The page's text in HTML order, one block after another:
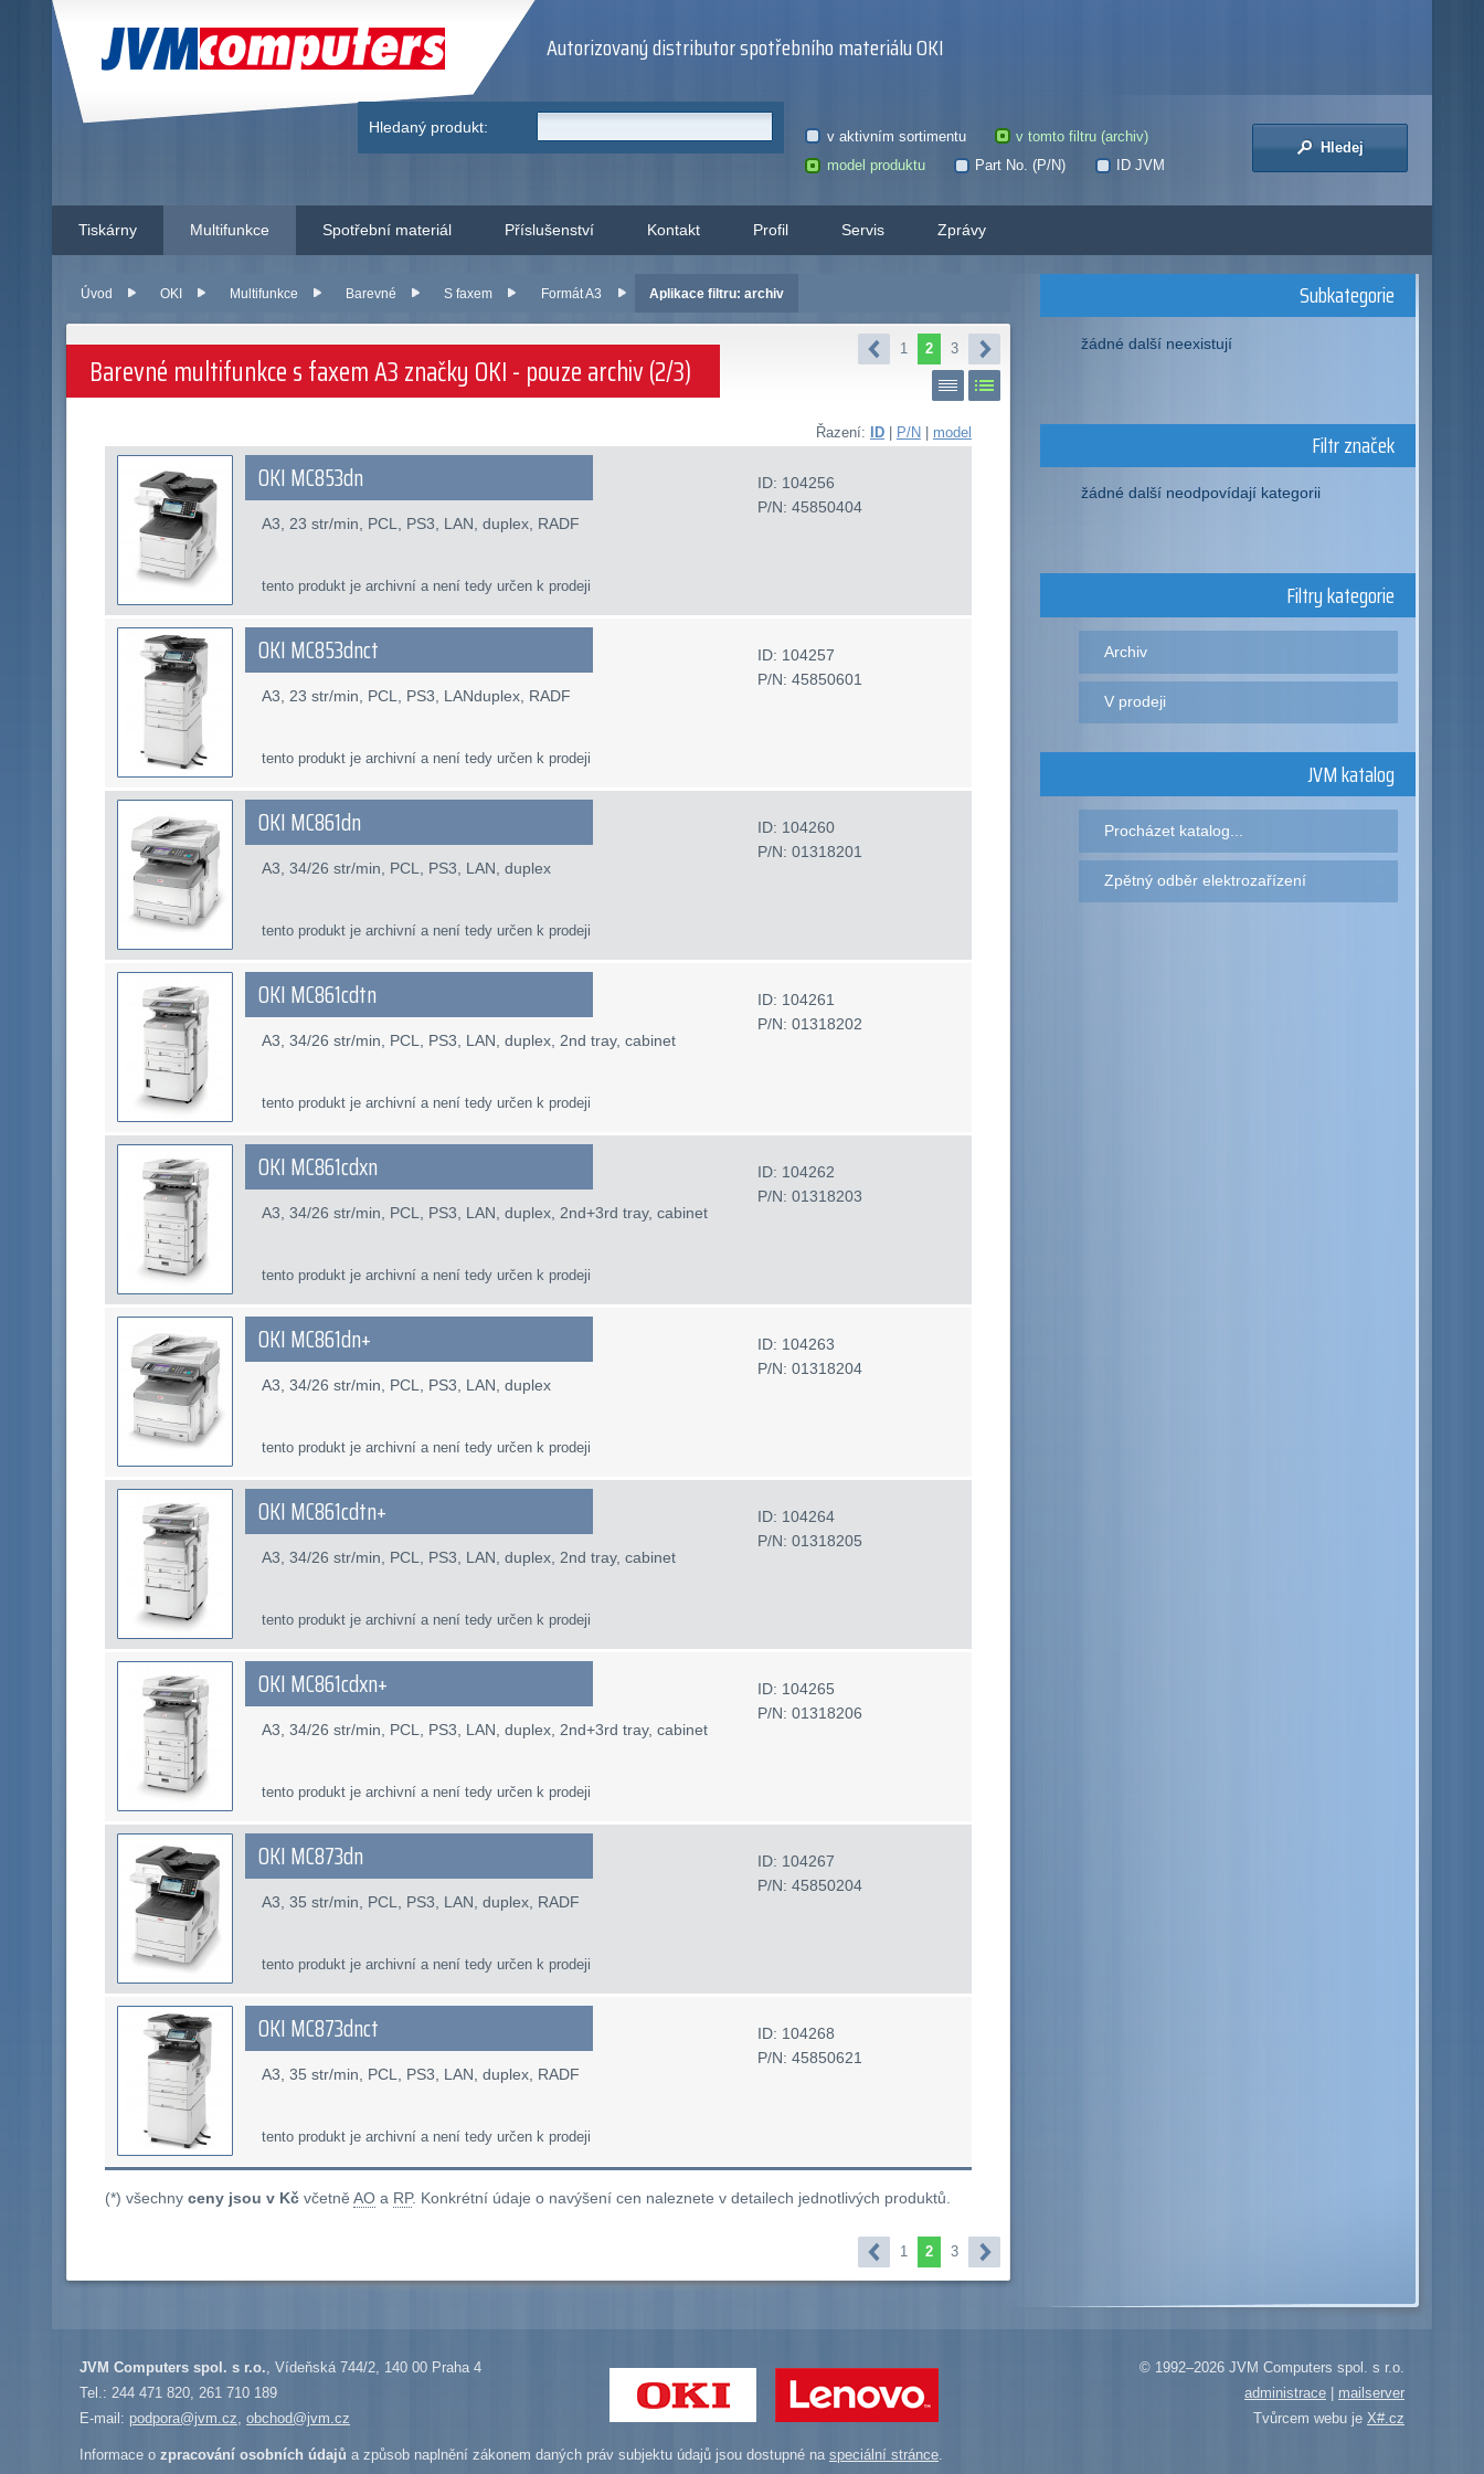
JVM Computers Autorizovaný distributor spotřebního materiálu OKI
Hledaný produkt:
v aktivním sortimentu
v tomto filtru (archiv)
model produktu
Part No. (P/N) ID JVM
Hledej
Tiskárny Multifunkce Spotřební materiál Příslušenství Kontakt Profil Servis Zprávy
Úvod OKI Multifunkce Barevné S faxem Formát A3 Aplikace filtru: archiv
1 2 3
Barevné multifunkce s faxem A3 značky OKI - pouze archiv (2/3)
Řazení: ID| P/N| model
OKI MC853dn
A3, 23 str/min, PCL, PS3, LAN, duplex, RADF
tento produkt je archivní a není tedy určen k prodeji
ID: 104256
P/N: 45850404
OKI MC853dnct
A3, 23 str/min, PCL, PS3, LANduplex, RADF
tento produkt je archivní a není tedy určen k prodeji
ID: 104257
P/N: 45850601
OKI MC861dn
A3, 34/26 str/min, PCL, PS3, LAN, duplex
tento produkt je archivní a není tedy určen k prodeji
ID: 104260
P/N: 01318201
OKI MC861cdtn
A3, 34/26 str/min, PCL, PS3, LAN, duplex, 2nd tray, cabinet
tento produkt je archivní a není tedy určen k prodeji
ID: 104261
P/N: 01318202
OKI MC861cdxn
A3, 34/26 str/min, PCL, PS3, LAN, duplex, 2nd+3rd tray, cabinet
tento produkt je archivní a není tedy určen k prodeji
ID: 104262
P/N: 01318203
OKI MC861dn+
A3, 34/26 str/min, PCL, PS3, LAN, duplex
tento produkt je archivní a není tedy určen k prodeji
ID: 104263
P/N: 01318204
OKI MC861cdtn+
A3, 34/26 str/min, PCL, PS3, LAN, duplex, 2nd tray, cabinet
tento produkt je archivní a není tedy určen k prodeji
ID: 104264
P/N: 01318205
OKI MC861cdxn+
A3, 34/26 str/min, PCL, PS3, LAN, duplex, 2nd+3rd tray, cabinet
tento produkt je archivní a není tedy určen k prodeji
ID: 104265
P/N: 01318206
OKI MC873dn
A3, 35 str/min, PCL, PS3, LAN, duplex, RADF
tento produkt je archivní a není tedy určen k prodeji
ID: 104267
P/N: 45850204
OKI MC873dnct
A3, 35 str/min, PCL, PS3, LAN, duplex, RADF
tento produkt je archivní a není tedy určen k prodeji
ID: 104268
P/N: 45850621
(*) všechny ceny jsou v Kčvčetně AOa RP. Konkrétní údaje o navýšení cen naleznete v detailech jednotlivých produktů.
1 2 3
Subkategorie
žádné další neexistují
Filtr značek
žádné další neodpovídají kategorii
Filtry kategorie
Archiv
V prodeji
JVM katalog
Procházet katalog...
Zpětný odběr elektrozařízení
JVM Computers spol. s r.o., Vídeňská 744/2, 140 00 Praha 4
Tel.: 244 471 820, 261 710 189
E-mail: podpora@jvm.cz, obchod@jvm.cz
© 1992–2026 JVM Computers spol. s r.o.
administrace
mailserver
Tvůrcem webu je X#.cz
Informace o zpracování osobních údajů a způsob naplnění zákonem daných práv subjektu údajů jsou dostupné na speciální stránce.